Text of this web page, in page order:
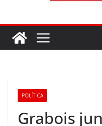
POLÍTICA
Grabois